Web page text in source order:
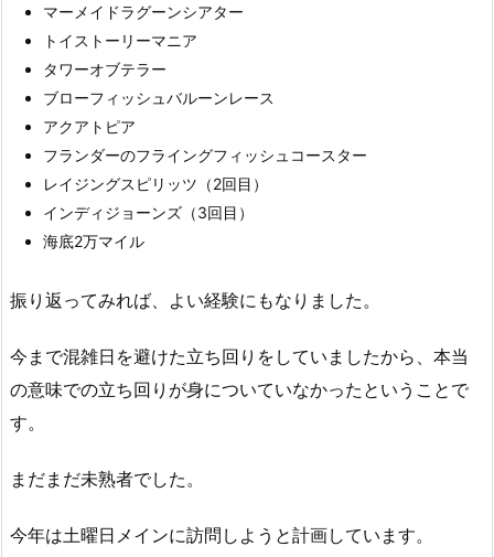
マーメイドラグーンシアター
トイストーリーマニア
タワーオブテラー
ブローフィッシュバルーンレース
アクアトピア
フランダーのフライングフィッシュコースター
レイジングスピリッツ（2回目）
インディジョーンズ（3回目）
海底2万マイル
振り返ってみれば、よい経験にもなりました。
今まで混雑日を避けた立ち回りをしていましたから、本当
の意味での立ち回りが身についていなかったということで
す。
まだまだ未熟者でした。
今年は土曜日メインに訪問しようと計画しています。